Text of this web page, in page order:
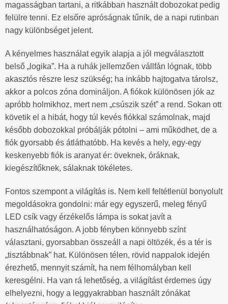
magasságban tartani, a ritkábban használt dobozokat pedig
felülre tenni. Ez elsőre apróságnak tűnik, de a napi rutinban
nagy különbséget jelent.
A kényelmes használat egyik alapja a jól megválasztott
belső „logika”. Ha a ruhák jellemzően vállfán lógnak, több
akasztós részre lesz szükség; ha inkább hajtogatva tárolsz,
akkor a polcos zóna domináljon. A fiókok különösen jók az
apróbb holmikhoz, mert nem „csúszik szét” a rend. Sokan ott
követik el a hibát, hogy túl kevés fiókkal számolnak, majd
később dobozokkal próbálják pótolni – ami működhet, de a
fiók gyorsabb és átláthatóbb. Ha kevés a hely, egy-egy
keskenyebb fiók is aranyat ér: öveknek, óráknak,
kiegészítőknek, sálaknak tökéletes.
Fontos szempont a világítás is. Nem kell feltétlenül bonyolult
megoldásokra gondolni: már egy egyszerű, meleg fényű
LED csík vagy érzékelős lámpa is sokat javít a
használhatóságon. A jobb fényben könnyebb színt
választani, gyorsabban összeáll a napi öltözék, és a tér is
„tisztábbnak” hat. Különösen télen, rövid nappalok idején
érezhető, mennyit számít, ha nem félhomályban kell
keresgélni. Ha van rá lehetőség, a világítást érdemes úgy
elhelyezni, hogy a leggyakrabban használt zónákat